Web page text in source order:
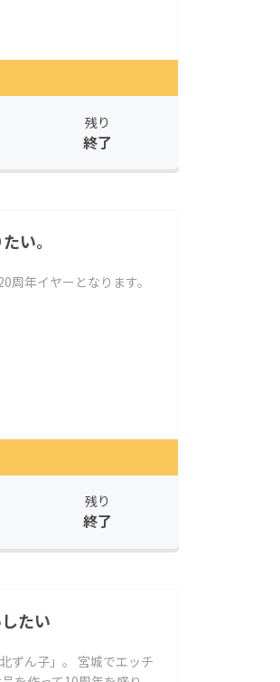
残り
終了
い。
年イヤーとなります。
残り
終了
たい
ずん子」。 宮城でエッチ